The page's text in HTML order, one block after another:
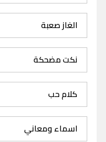
الغاز صعبة
نكت مضحكة
كلام حب
اسماء ومعاني